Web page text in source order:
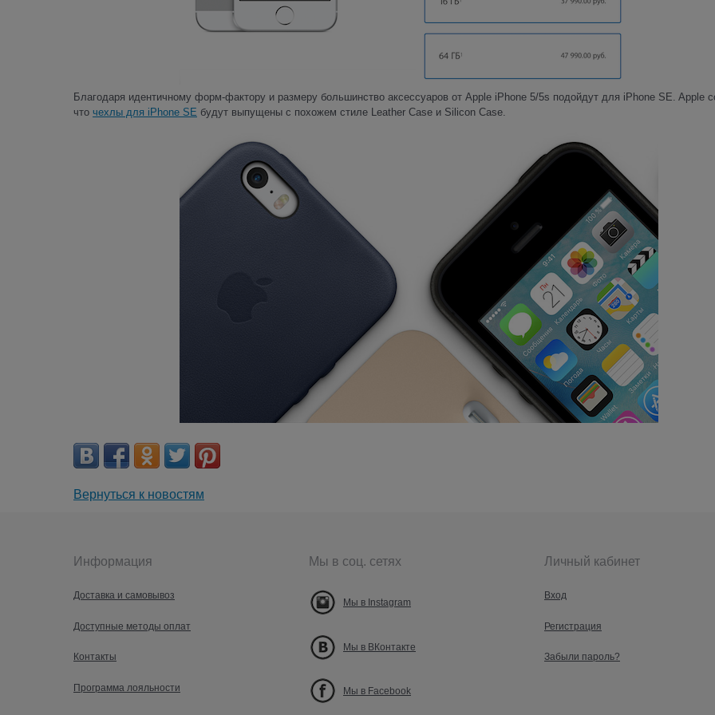
Благодаря идентичному форм-фактору и размеру большинство аксессуаров от Apple iPhone 5/5s подойдут для iPhone SE. Apple
что чехлы для iPhone SE будут выпущены с похожем стиле Leather Case и Silicon Case.
Вернуться к новостям
Информация
Доставка и самовывоз
Доступные методы оплат
Контакты
Программа лояльности
Мы в соц. сетях
Мы в Instagram
Мы в ВКонтакте
Мы в Facebook
Личный кабинет
Вход
Регистрация
Забыли пароль?